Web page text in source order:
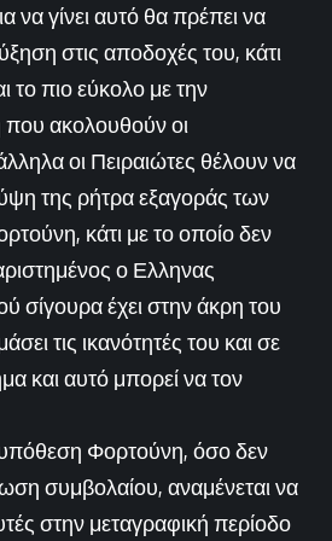
να γίνει αυτό θα πρέπει να
στις αποδοχές του, κάτι
το πιο εύκολο με την
που ακολουθούν οι
οι Πειραιώτες θέλουν να
της ρήτρα εξαγοράς των
κάτι με το οποίο δεν
ο Ελληνας
σίγουρα έχει στην άκρη του
τις ικανότητές του και σε
και αυτό μπορεί να τον
Φορτούνη, όσο δεν
συμβολαίου, αναμένεται να
στην μεταγραφική περίοδο